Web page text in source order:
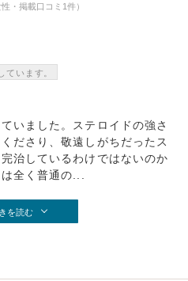
・掲載口コミ1件）
ています。
いました。ステロイドの強さ
ださり、敬遠しがちだったス
治しているわけではないのか
全く普通の...
を読む